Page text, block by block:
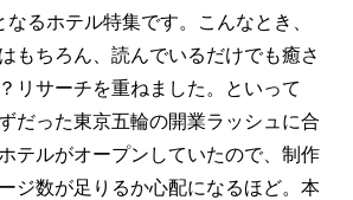
るホテル特集です。こんなとき、
もちろん、読んでいるだけでも癒さ
リサーチを重ねました。といって
だった東京五輪の開業ラッシュに合
テルがオープンしていたので、制作
ジ数が足りるか心配になるほど。本